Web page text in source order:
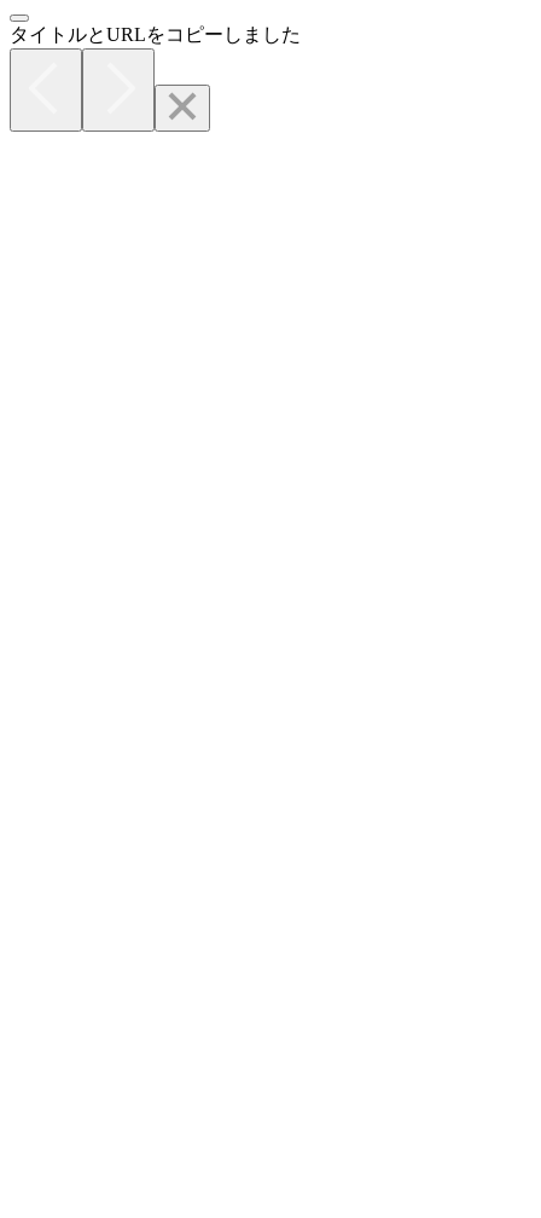
タイトルとURLをコピーしました